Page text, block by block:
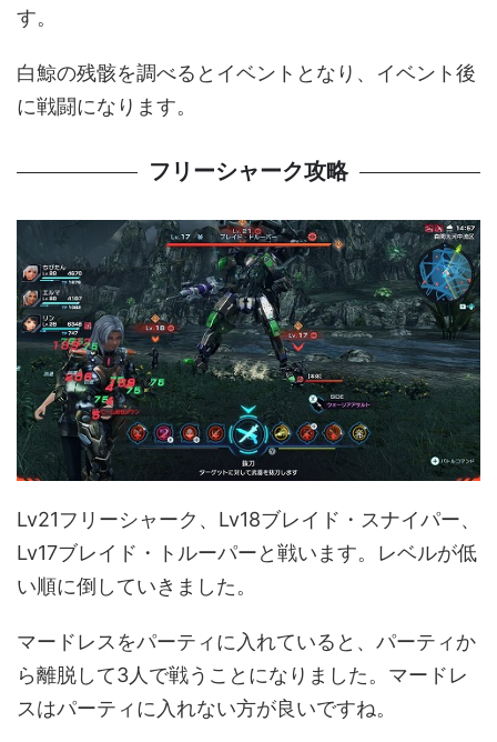
す。
白鯨の残骸を調べるとイベントとなり、イベント後
に戦闘になります。
フリーシャーク攻略
Lv21フリーシャーク、Lv18ブレイド・スナイパー、
Lv17ブレイド・トルーパーと戦います。レベルが低
い順に倒していきました。
マードレスをパーティに入れていると、パーティか
ら離脱して3人で戦うことになりました。マードレ
スはパーティに入れない方が良いですね。